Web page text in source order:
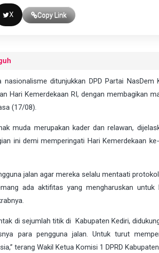
X Copy Link
ditunjukkan DPD Partai NasDem
Hari Kemerdekaan RI, dengan membagikan
(17/08).
muda merupakan kader dan relawan,
ini demi memperingati Hari Kemerdekaan
jalan agar mereka selalu mentaati
ada aktifitas yang mengharuskan untuk
di sejumlah titik di Kabupaten Kediri,
para pengguna jalan. Untuk turut
terang Wakil Ketua Komisi 1 DPRD